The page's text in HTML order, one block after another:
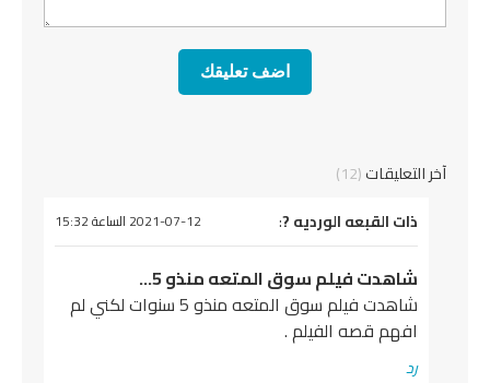
آخر التعليقات(12)
يقول
ذات القبعه الورديه ?: 2021-07-12 الساعة 15:32
شاهدت فيلم سوق المتعه منذو 5…
شاهدت فيلم سوق المتعه منذو 5 سنوات لكني لم
افهم قصه الفيلم .
رد